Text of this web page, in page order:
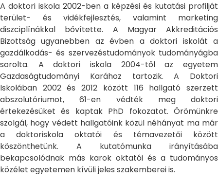
A doktori iskola 2002-ben a képzési és kutatási profilját
terület- és vidékfejlesztés, valamint marketing
diszciplínákkal bővítette. A Magyar Akkreditációs
Bizottság ugyanebben az évben a doktori iskolát a
gazdálkodás- és szervezéstudományok tudományágba
sorolta. A doktori iskola 2004-től az egyetem
Gazdaságtudományi Karához tartozik. A Doktori
Iskolában 2002 és 2012 között 116 hallgató szerzett
abszolutóriumot, 61-en védték meg doktori
értekezésüket és kaptak PhD fokozatot. Örömünkre
szolgál, hogy védett hallgatóink közül néhányat ma már
a doktoriskola oktatói és témavezetői között
köszönthetünk. A kutatómunka irányításába
bekapcsolódnak más karok oktatói és a tudományos
közélet egyetemen kívüli jeles szakemberei is.